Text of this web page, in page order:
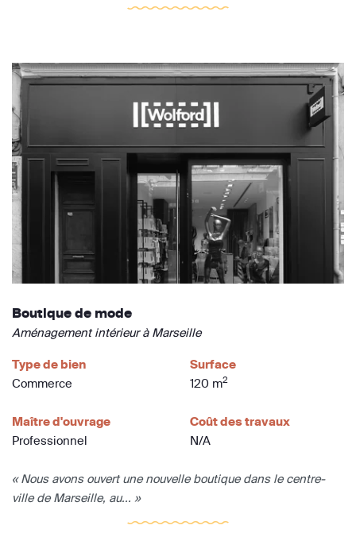
Boutique de mode
Aménagement intérieur à Marseille
Type de bien
Commerce
Surface
120 m2
Maître d'ouvrage
Professionnel
Coût des travaux
N/A
« Nous avons ouvert une nouvelle boutique dans le centre-
ville de Marseille, au... »